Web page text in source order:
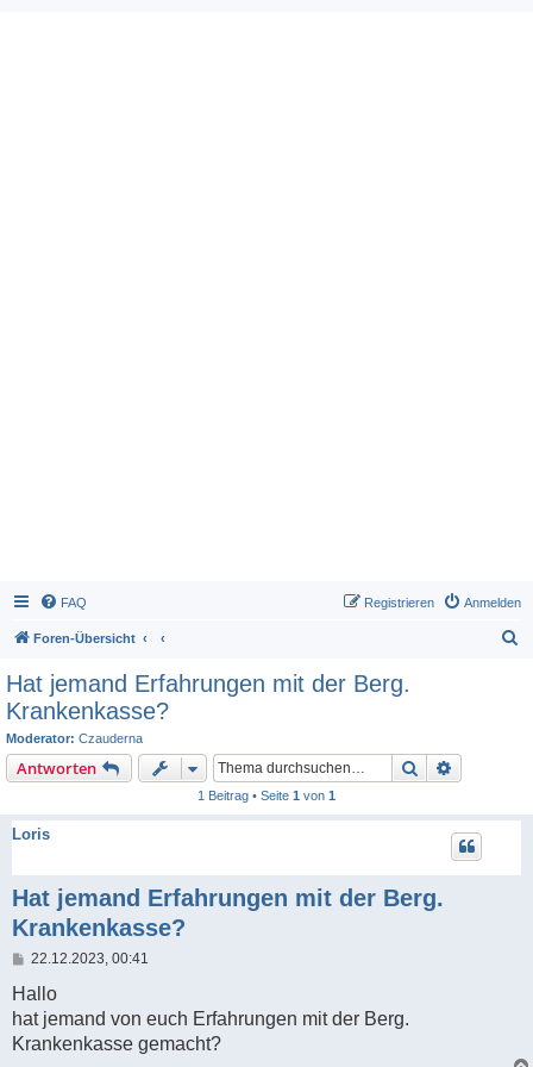
FAQ Anmelden
Registrieren
Foren-Übersicht
Hat jemand Erfahrungen mit der Berg.
Krankenkasse?
Moderator: Czauderna
Antworten Suche
1 Beitrag • Seite 1 von 1
Loris
Hat jemand Erfahrungen mit der Berg.
Krankenkasse?
B
i
r
a
22.12.2023, 00:41
Hallo
hat jemand von euch Erfahrungen mit der Berg.
Krankenkasse gemacht?